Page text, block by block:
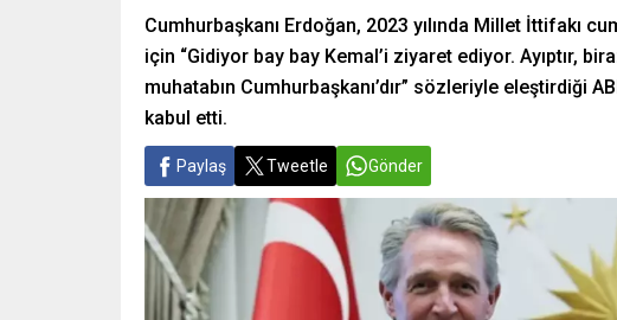
Cumhurbaşkanı Erdoğan, 2023 yılında Millet İttifakı
için “Gidiyor bay bay Kemal’i ziyaret ediyor. Ayıptır,
muhatabın Cumhurbaşkanı’dır” sözleriyle eleştirdiği
kabul etti.
Paylaş Tweetle Gönder